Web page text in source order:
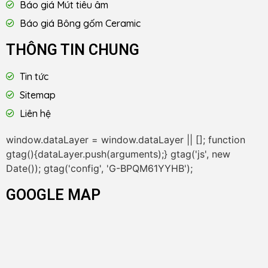
Báo giá Mút tiêu âm
Báo giá Bông gốm Ceramic
THÔNG TIN CHUNG
Tin tức
Sitemap
Liên hệ
window.dataLayer = window.dataLayer || []; function
gtag(){dataLayer.push(arguments);} gtag('js', new
Date()); gtag('config', 'G-BPQM61YYHB');
GOOGLE MAP